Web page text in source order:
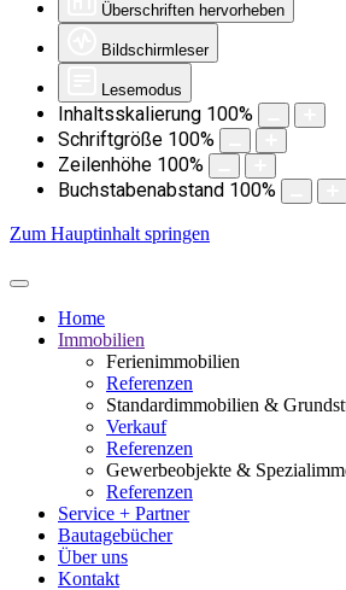
Überschriften hervorheben
Bildschirmleser
Lesemodus
Inhaltsskalierung 100%
Schriftgröße 100%
Zeilenhöhe 100%
Buchstabenabstand 100%
Zum Hauptinhalt springen
Home
Immobilien
Ferienimmobilien
Referenzen
Standardimmobilien &
Verkauf
Referenzen
Gewerbeobjekte &
Referenzen
Service + Partner
Bautagebücher
Über uns
Kontakt